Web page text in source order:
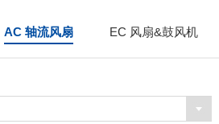
AC 轴流风扇 EC 风扇&鼓风机